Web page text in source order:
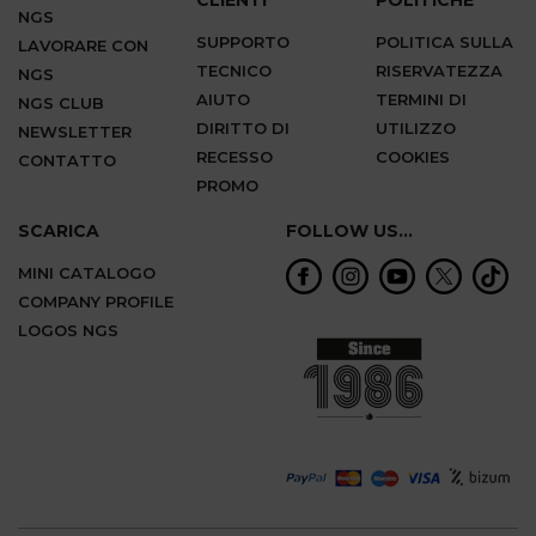
NGS
LAVORARE CON
NGS
NGS CLUB
NEWSLETTER
CONTATTO
SUPPORTO
TECNICO
AIUTO
DIRITTO DI
RECESSO
PROMO
POLITICA SULLA
RISERVATEZZA
TERMINI DI
UTILIZZO
COOKIES
SCARICA
MINI CATALOGO
COMPANY PROFILE
LOGOS NGS
FOLLOW US...